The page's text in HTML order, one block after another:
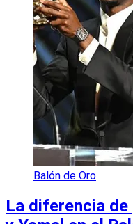
Balón de Oro
La diferencia